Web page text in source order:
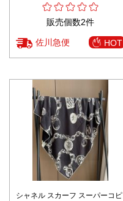
販売個数2件
佐川急便 HOT
シャネル スカーフ スーパーコピ